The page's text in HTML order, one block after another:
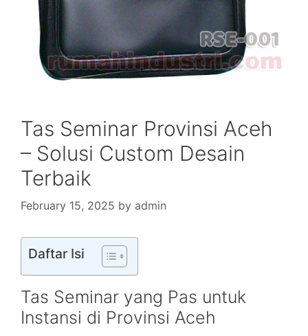
Tas Seminar Provinsi Aceh
– Solusi Custom Desain
Terbaik
February 15, 2025 by admin
Daftar Isi
Tas Seminar yang Pas untuk
Instansi di Provinsi Aceh